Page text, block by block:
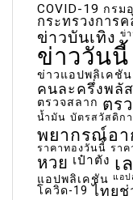
COVID-19 กรม
กระทรวงการค
ข่าวบันเทิง ข่
ข่าววันนี้
ข่าวแอปพลิเคชัน
คนละครึ่งพลัส
ตรวจสลาก ตร
น้ำมัน บัตรสวัสดิก
พยากรณ์อ
ราคาทองวันนี้ รา
หวย เป๋าตัง เ
แอปพลิเคชัน แอป
โควิด-19 ไทยช่